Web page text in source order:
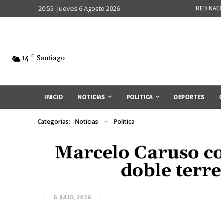
20:55 -Jueves 6 Agosto 2026 RED
14 C Santiago
INICIO NOTICIAS POLITICA DEPORTES
Categorias: Noticias Politica
Marcelo Caruso
doble
6 JULIO, 2026